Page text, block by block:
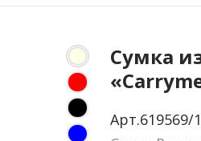
Сумка
Арт.619569/